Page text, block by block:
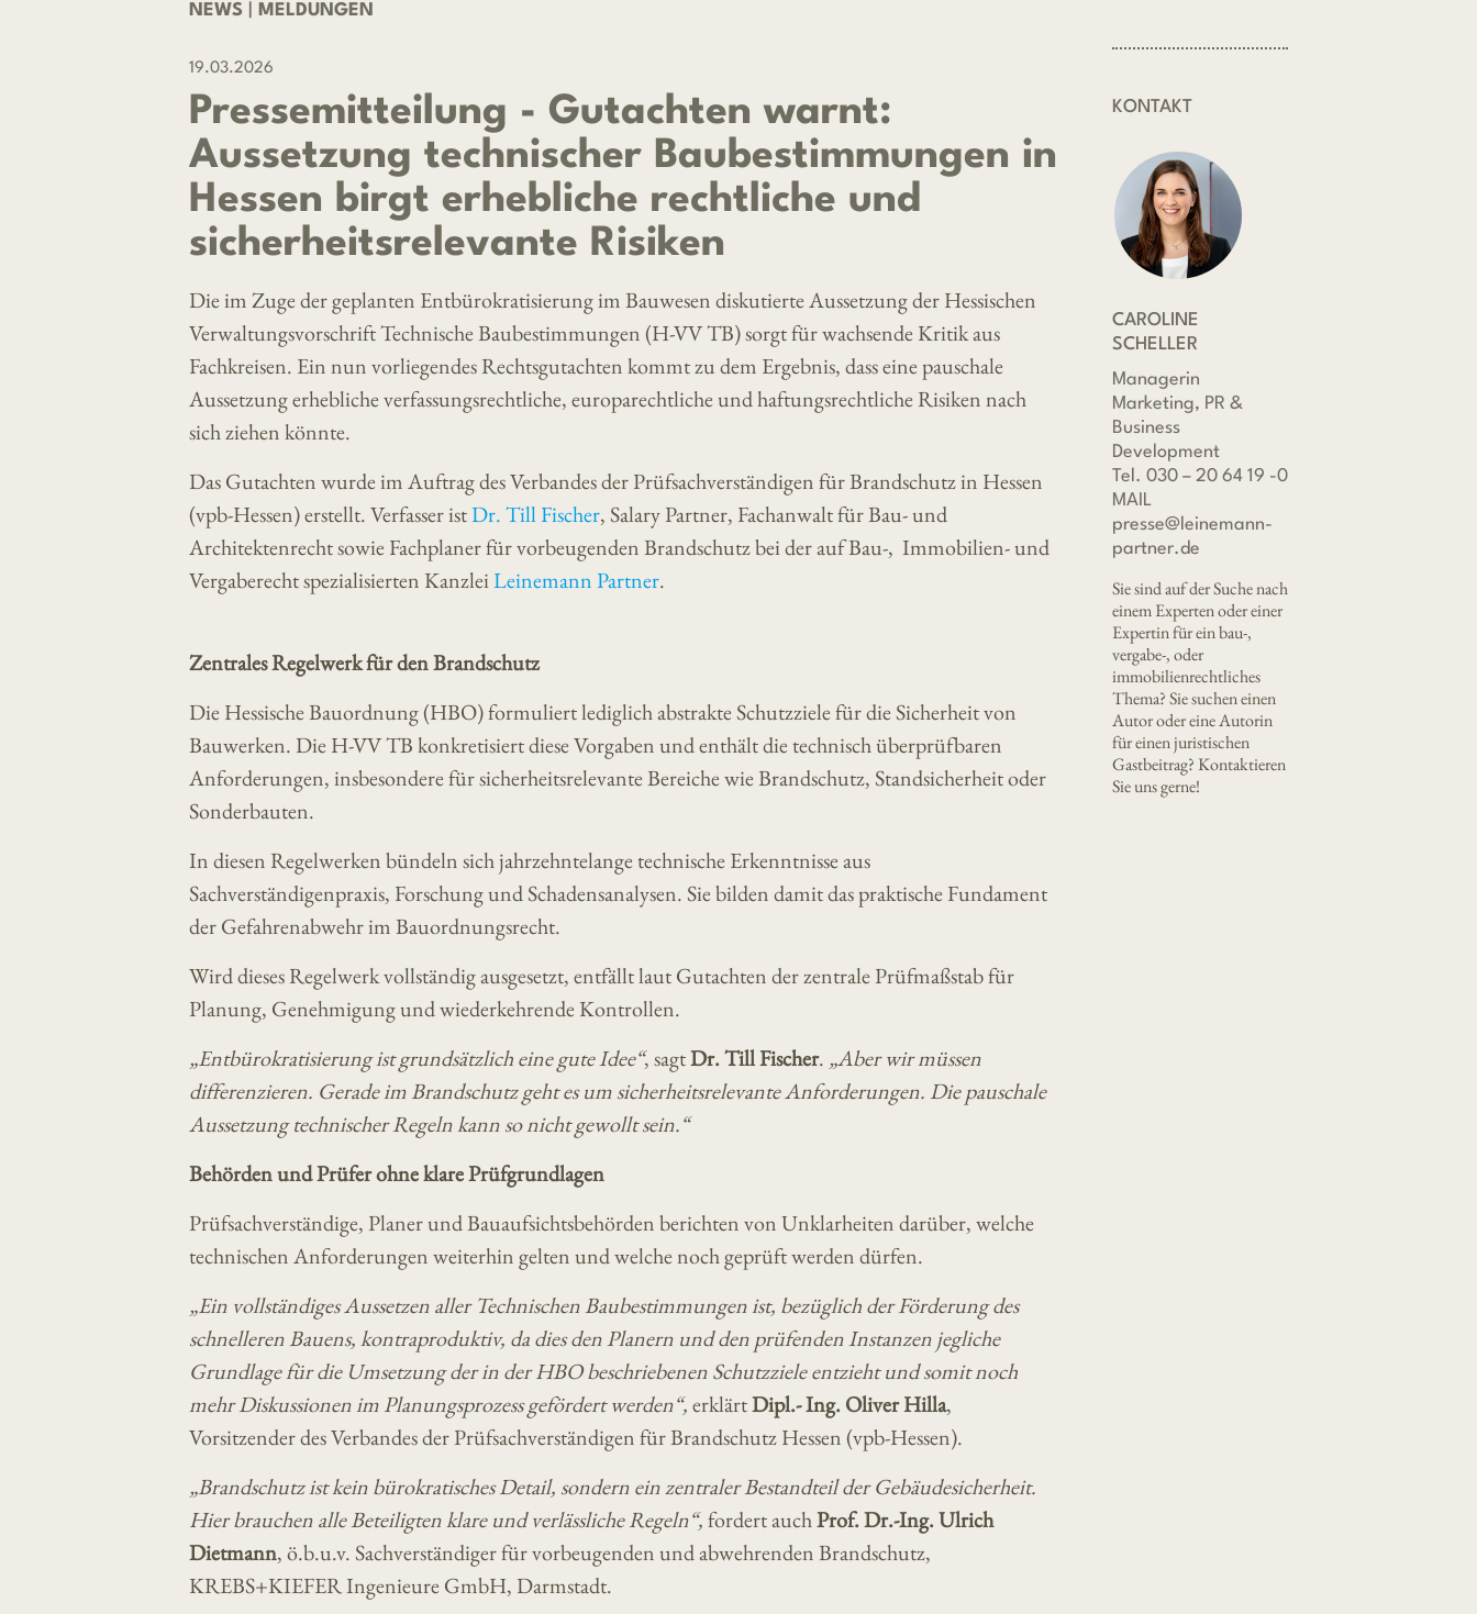
NEWS MELDUNGEN
19.03.2026
Pressemitteilung - Gutachten warnt:
Aussetzung technischer Baubestimmungen in
Hessen birgt erhebliche rechtliche und
sicherheitsrelevante Risiken
Die im Zuge der geplanten Entbürokratisierung im Bauwesen diskutierte Aussetzung der Hessischen
Verwaltungsvorschrift Technische Baubestimmungen (H-VV TB) sorgt für wachsende Kritik aus
Fachkreisen. Ein nun vorliegendes Rechtsgutachten kommt zu dem Ergebnis, dass eine pauschale
Aussetzung erhebliche verfassungsrechtliche, europarechtliche und haftungsrechtliche Risiken nach
sich ziehen könnte.
Das Gutachten wurde im Auftrag des Verbandes der Prüfsachverständigen für Brandschutz in Hessen
(vpb-Hessen) erstellt. Verfasser istDr. Till Fischer, Salary Partner, Fachanwalt für Bau- und
Architektenrecht sowie Fachplaner für vorbeugenden Brandschutz bei der auf Bau-, Immobilien- und
Vergaberecht spezialisierten KanzleiLeinemann Partner.
Zentrales Regelwerk für den Brandschutz
Die Hessische Bauordnung (HBO) formuliert lediglich abstrakte Schutzziele für die Sicherheit von
Bauwerken. Die H-VV TB konkretisiert diese Vorgaben und enthält die technisch überprüfbaren
Anforderungen, insbesondere für sicherheitsrelevante Bereiche wie Brandschutz, Standsicherheit oder
Sonderbauten.
In diesen Regelwerken bündeln sich jahrzehntelange technische Erkenntnisse aus
Sachverständigenpraxis, Forschung und Schadensanalysen. Sie bilden damit das praktische Fundament
der Gefahrenabwehr im Bauordnungsrecht.
Wird dieses Regelwerk vollständig ausgesetzt, entfällt laut Gutachten der zentrale Prüfmaßstab für
Planung, Genehmigung und wiederkehrende Kontrollen.
„Entbürokratisierung ist grundsätzlich eine gute Idee“, sagtDr. Till Fischer. „Aber wir müssen
differenzieren. Gerade im Brandschutz geht es um sicherheitsrelevante Anforderungen. Die pauschale
Aussetzung technischer Regeln kann so nicht gewollt sein.“
Behörden und Prüfer ohne klare Prüfgrundlagen
Prüfsachverständige, Planer und Bauaufsichtsbehörden berichten von Unklarheiten darüber, welche
technischen Anforderungen weiterhin gelten und welche noch geprüft werden dürfen.
„Ein vollständiges Aussetzen aller Technischen Baubestimmungen ist, bezüglich der Förderung des
schnelleren Bauens, kontraproduktiv, da dies den Planern und den prüfenden Instanzen jegliche
Grundlage für die Umsetzung der in der HBO beschriebenen Schutzziele entzieht und somit noch
mehr Diskussionen im Planungsprozess gefördert werden“,erklärtDipl.- Ing. Oliver Hilla,
Vorsitzender des Verbandes der Prüfsachverständigen für Brandschutz Hessen (vpb-Hessen).
„Brandschutz ist kein bürokratisches Detail, sondern ein zentraler Bestandteil der Gebäudesicherheit.
Hier brauchen alle Beteiligten klare und verlässliche Regeln“,fordert auchProf. Dr.-Ing. Ulrich
Dietmann, ö.b.u.v. Sachverständiger für vorbeugenden und abwehrenden Brand­schutz,
KREBS+KIEFER Ingenieure GmbH, Darm­stadt.
KONTAKT
CAROLINE
SCHELLER
Managerin
Marketing, PR &
Business
Development
Tel. 030 – 20 64 19 -0
MAIL
presse@leinemann-
partner.de
Sie sind auf der Suche nach
einem Experten oder einer
Expertin für ein bau-,
vergabe-, oder
immobilienrechtliches
Thema? Sie suchen einen
Autor oder eine Autorin
für einen juristischen
Gastbeitrag? Kontaktieren
Sie uns gerne!